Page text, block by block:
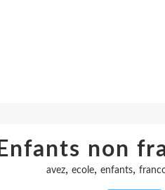
Enfants non
avez, ecole, enfants,